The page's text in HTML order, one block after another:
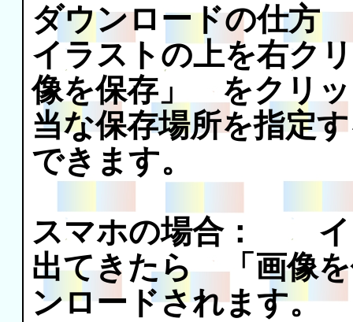
ダウンロードの仕方
イラストの上を右ク
像を保存」 をクリ
当な保存場所を指定
できます。
スマホの場合： イ
出てきたら 「画像
ンロードされます。